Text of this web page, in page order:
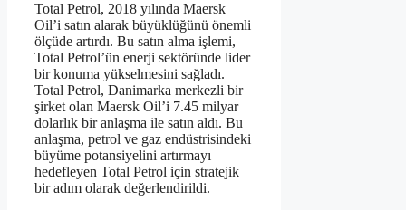
Total Petrol, 2018 yılında Maersk
Oil’i satın alarak büyüklüğünü önemli
ölçüde artırdı. Bu satın alma işlemi,
Total Petrol’ün enerji sektöründe lider
bir konuma yükselmesini sağladı.
Total Petrol, Danimarka merkezli bir
şirket olan Maersk Oil’i 7.45 milyar
dolarlık bir anlaşma ile satın aldı. Bu
anlaşma, petrol ve gaz endüstrisindeki
büyüme potansiyelini artırmayı
hedefleyen Total Petrol için stratejik
bir adım olarak değerlendirildi.